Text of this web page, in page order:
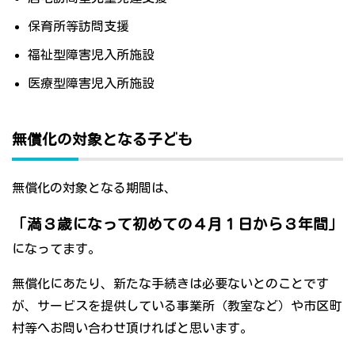
保育所等訪問支援
福祉型障害児入所施設
医療型障害児入所施設
無償化の対象となる子ども
無償化の対象となる期間は、
「満３歳になって初めての４月１日から３年間」
になってます。
無償化にあたり、新たな手続きは必要ないとのことです
が、サービスを提供している事業所（教室など）や市区町
村等へお問い合わせ頂ければと思います。